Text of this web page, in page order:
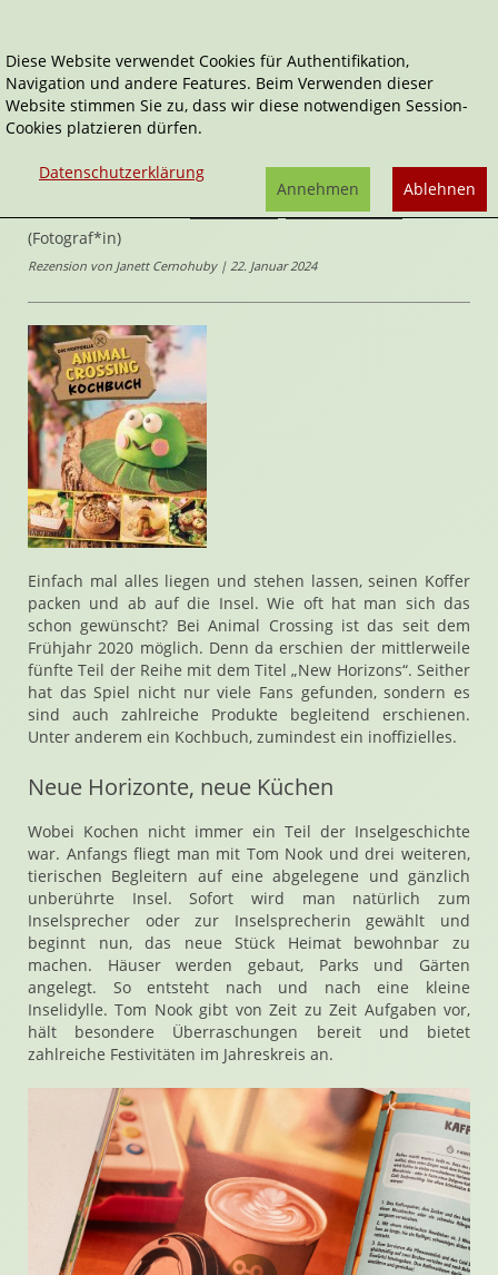
Home
Sachbücher
Das inoffizielle Animal Crossing Kochbuch
Das inoffizielle Animal Crossing
Tom Grimm,Dimitrie Harder
(Fotograf*in)
Rezension von Janett Cernohuby | 22. Januar 2024
Einfach mal alles liegen und stehen lassen, seinen Koffer
packen und ab auf die Insel. Wie oft hat man sich das
schon gewünscht? Bei Animal Crossing ist das seit dem
Frühjahr 2020 möglich. Denn da erschien der mittlerweile
fünfte Teil der Reihe mit dem Titel „New Horizons“. Seither
hat das Spiel nicht nur viele Fans gefunden, sondern es
sind auch zahlreiche Produkte begleitend erschienen.
Unter anderem ein Kochbuch, zumindest ein inoffizielles.
Neue Horizonte, neue Küchen
Wobei Kochen nicht immer ein Teil der Inselgeschichte
war. Anfangs fliegt man mit Tom Nook und drei weiteren,
tierischen Begleitern auf eine abgelegene und gänzlich
unberührte Insel. Sofort wird man natürlich zum
Inselsprecher oder zur Inselsprecherin gewählt und
beginnt nun, das neue Stück Heimat bewohnbar zu
machen. Häuser werden gebaut, Parks und Gärten
angelegt. So entsteht nach und nach eine kleine
Inselidylle. Tom Nook gibt von Zeit zu Zeit Aufgaben vor,
hält besondere Überraschungen bereit und bietet
zahlreiche Festivitäten im Jahreskreis an.
Diese Website verwendet Cookies für Authentifikation,
Navigation und andere Features. Beim Verwenden dieser
Website stimmen Sie zu, dass wir diese notwendigen Session-
Cookies platzieren dürfen.
Datenschutzerklärung
Ablehnen
Annehmen